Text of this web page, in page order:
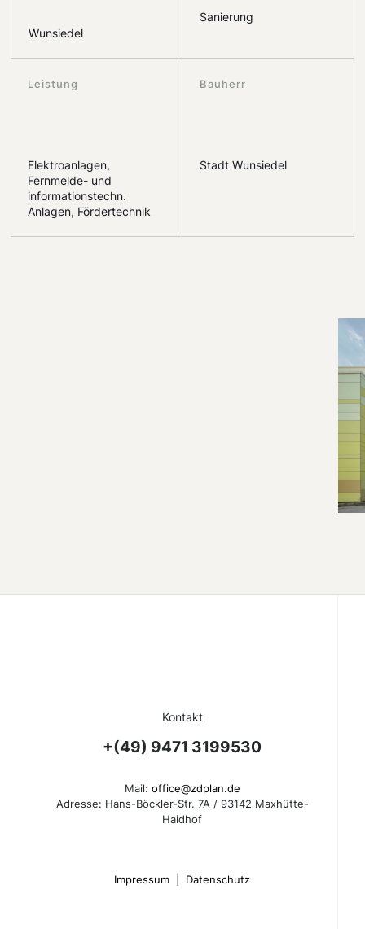
Wunsiedel
Sanierung
Leistung
Elektroanlagen,
Fernmelde- und
informationstechn.
Anlagen, Fördertechnik
Bauherr
Stadt Wunsiedel
Kontakt
+(49) 9471 3199530
Mail: office@zdplan.de
Adresse: Hans-Böckler-Str. 7A / 93142 Maxhütte-
Haidhof
Impressum Datenschutz